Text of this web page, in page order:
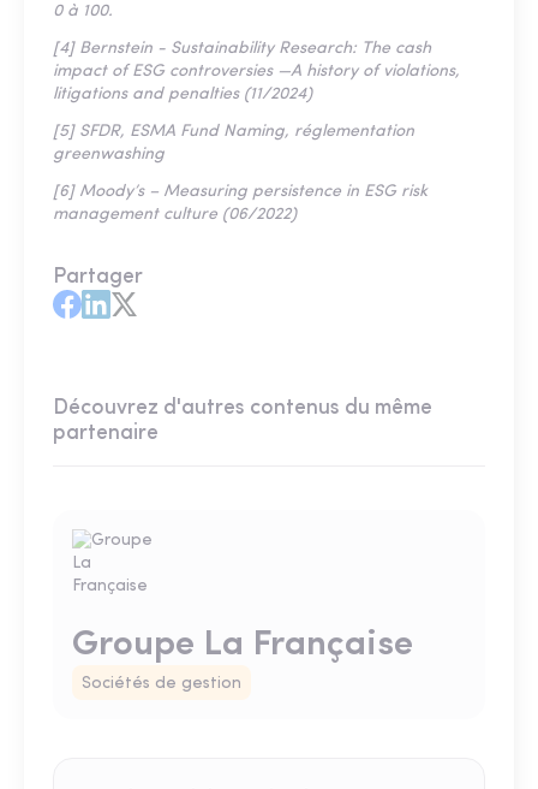
0 à 100.
[4] Bernstein - Sustainability Research: The cash
impact of ESG controversies —A history of violations,
litigations and penalties (11/2024)
[5] SFDR, ESMA Fund Naming, réglementation
greenwashing
[6] Moody’s – Measuring persistence in ESG risk
management culture (06/2022)
Partager
Découvrez d'autres contenus du même
partenaire
Groupe La Française
Sociétés de gestion